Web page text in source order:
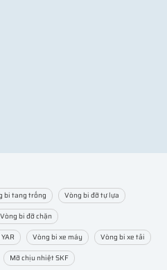
bi tang trống
Vòng bi đỡ tự lựa
Vòng bi đỡ chặn
Vòng bi xe máy
Vòng bi xe tải
Mỡ chịu nhiệt SKF